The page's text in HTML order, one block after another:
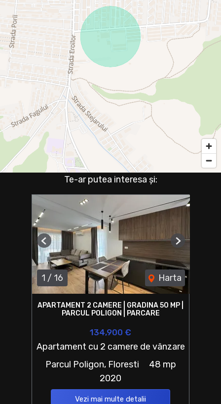
Te-ar putea interesa și:
1 / 16 Harta
Previous Next
APARTAMENT 2 CAMERE | GRADINA 50 MP |
PARCUL POLIGON | PARCARE
134,900 €
Apartament cu 2 camere de vânzare
Parcul Poligon, Floresti
48 mp
2020
Vezi mai multe detalii